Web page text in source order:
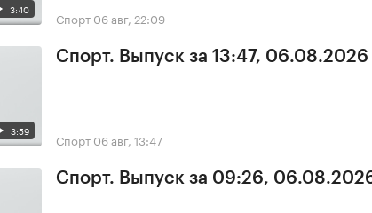
3:40 Спорт 06 авг, 22:09
3:59
Спорт. Выпуск за 13:47, 06.08.2026
Спорт 06 авг, 13:47
Спорт. Выпуск за 09:26,